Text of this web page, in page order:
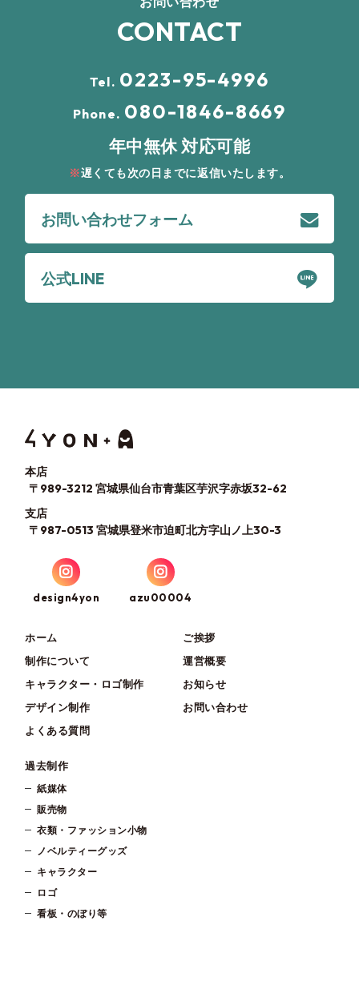
CONTACT
Tel. 0223-95-4996
Phone. 080-1846-8669
年中無休 対応可能
遅くても次の日までに返信いたします。
お問い合わせフォーム
公式LINE
本店
〒989-3212 宮城県仙台市青葉区芋沢字赤坂32-62
支店
〒987-0513 宮城県登米市迫町北方字山ノ上30-3
design4yon azu00004
ホーム
制作について
キャラクター・ロゴ制作
デザイン制作
よくある質問
ご挨拶
運営概要
お知らせ
お問い合わせ
過去制作
紙媒体
販売物
衣類・ファッション小物
ノベルティーグッズ
キャラクター
ロゴ
看板・のぼり等